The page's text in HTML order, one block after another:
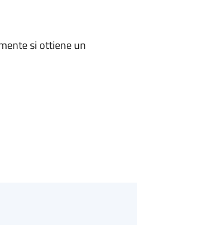
si ottiene un